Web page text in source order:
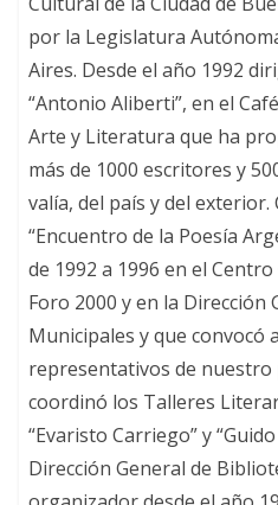
por la Legislatura
Aires. Desde el año 1992
“Antonio Aliberti”, en el
Arte y Literatura que ha
más de 1000 escritores y
valía, del país y del
“Encuentro de la Poesía
de 1992 a 1996 en el
Foro 2000 y en la Dirección
Municipales y que convocó
representativos de nuestro
coordinó los Talleres
“Evaristo Carriego” y
Dirección General de